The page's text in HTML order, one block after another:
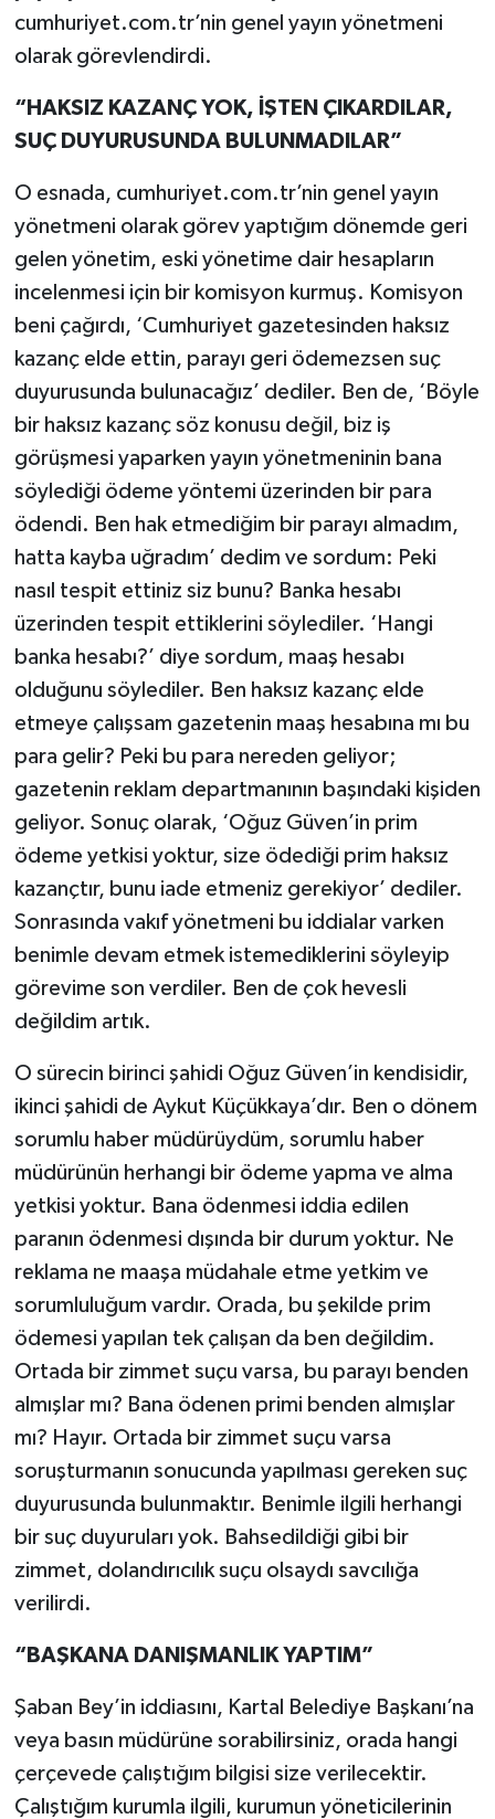
cumhuriyet.com.tr’nin genel yayın yönetmeni
olarak görevlendirdi.
“HAKSIZ KAZANÇ YOK, İŞTEN ÇIKARDILAR,
SUÇ DUYURUSUNDA BULUNMADILAR”
O esnada, cumhuriyet.com.tr’nin genel yayın
yönetmeni olarak görev yaptığım dönemde geri
gelen yönetim, eski yönetime dair hesapların
incelenmesi için bir komisyon kurmuş. Komisyon
beni çağırdı, ‘Cumhuriyet gazetesinden haksız
kazanç elde ettin, parayı geri ödemezsen suç
duyurusunda bulunacağız’ dediler. Ben de, ‘Böyle
bir haksız kazanç söz konusu değil, biz iş
görüşmesi yaparken yayın yönetmeninin bana
söylediği ödeme yöntemi üzerinden bir para
ödendi. Ben hak etmediğim bir parayı almadım,
hatta kayba uğradım’ dedim ve sordum: Peki
nasıl tespit ettiniz siz bunu? Banka hesabı
üzerinden tespit ettiklerini söylediler. ‘Hangi
banka hesabı?’ diye sordum, maaş hesabı
olduğunu söylediler. Ben haksız kazanç elde
etmeye çalışsam gazetenin maaş hesabına mı bu
para gelir? Peki bu para nereden geliyor;
gazetenin reklam departmanının başındaki kişiden
geliyor. Sonuç olarak, ‘Oğuz Güven’in prim
ödeme yetkisi yoktur, size ödediği prim haksız
kazançtır, bunu iade etmeniz gerekiyor’ dediler.
Sonrasında vakıf yönetmeni bu iddialar varken
benimle devam etmek istemediklerini söyleyip
görevime son verdiler. Ben de çok hevesli
değildim artık.
O sürecin birinci şahidi Oğuz Güven’in kendisidir,
ikinci şahidi de Aykut Küçükkaya’dır. Ben o dönem
sorumlu haber müdürüydüm, sorumlu haber
müdürünün herhangi bir ödeme yapma ve alma
yetkisi yoktur. Bana ödenmesi iddia edilen
paranın ödenmesi dışında bir durum yoktur. Ne
reklama ne maaşa müdahale etme yetkim ve
sorumluluğum vardır. Orada, bu şekilde prim
ödemesi yapılan tek çalışan da ben değildim.
Ortada bir zimmet suçu varsa, bu parayı benden
almışlar mı? Bana ödenen primi benden almışlar
mı? Hayır. Ortada bir zimmet suçu varsa
soruşturmanın sonucunda yapılması gereken suç
duyurusunda bulunmaktır. Benimle ilgili herhangi
bir suç duyuruları yok. Bahsedildiği gibi bir
zimmet, dolandırıcılık suçu olsaydı savcılığa
verilirdi.
“BAŞKANA DANIŞMANLIK YAPTIM”
Şaban Bey’in iddiasını, Kartal Belediye Başkanı’na
veya basın müdürüne sorabilirsiniz, orada hangi
çerçevede çalıştığım bilgisi size verilecektir.
Çalıştığım kurumla ilgili, kurumun yöneticilerinin